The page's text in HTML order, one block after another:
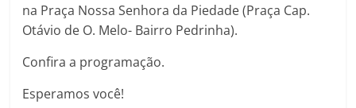
na Praça Nossa Senhora da Piedade (Praça Cap.
Otávio de O. Melo- Bairro Pedrinha).
Confira a programação.
Esperamos você!